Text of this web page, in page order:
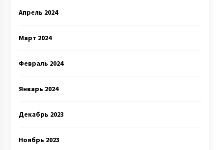
Апрель 2024
Март 2024
Февраль 2024
Январь 2024
Декабрь 2023
Ноябрь 2023